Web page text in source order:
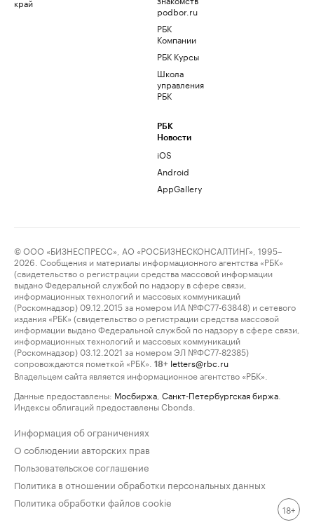
podbor.ru
РБК
Компании
РБК Курсы
Школа
управления
РБК
РБК
Новости
iOS
Android
AppGallery
© ООО «БИЗНЕСПРЕСС», АО «РОСБИЗНЕСКОНСАЛТИНГ», 1995–
2026. Сообщения и материалы информационного агентства «РБК»
(свидетельство о регистрации средства массовой информации
выдано Федеральной службой по надзору в сфере связи,
информационных технологий и массовых коммуникаций
(Роскомнадзор) 09.12.2015 за номером ИА №ФС77-63848) и сетевого
издания «РБК» (свидетельство о регистрации средства массовой
информации выдано Федеральной службой по надзору в сфере связи,
информационных технологий и массовых коммуникаций
(Роскомнадзор) 03.12.2021 за номером ЭЛ №ФС77-82385)
сопровождаются пометкой «РБК».
18+ letters@rbc.ru
Владельцем сайта является информационное агентство «РБК».
Данные предоставлены: Мосбиржа Санкт-Петербургская биржа
Индексы облигаций предоставлены Cbonds.
Информация об ограничениях
О соблюдении авторских прав
Пользовательское соглашение
Политика в отношении обработки персональных данных
Политика обработки файлов cookie
18+